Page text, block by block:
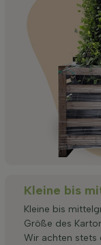
Kleine bis
Kleine bis
Größe des
Wir achten stets